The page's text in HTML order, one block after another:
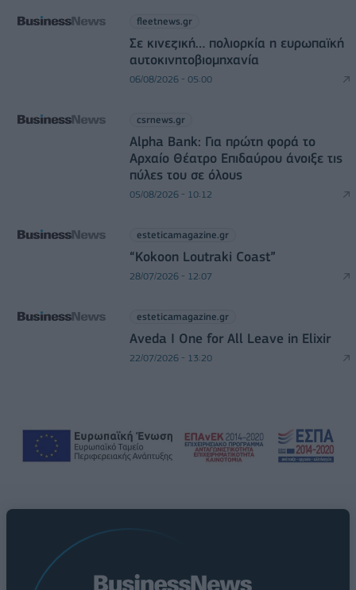
fleetnews.gr
Σε κινεζική… πολιορκία η ευρωπαϊκή
αυτοκινητοβιομηχανία
06/08/2026 - 05:00
csrnews.gr
Alpha Bank: Για πρώτη φορά το
Αρχαίο Θέατρο Επιδαύρου άνοιξε τις
πύλες του σε όλους
05/08/2026 - 10:12
esteticamagazine.gr
“Kokoon Loutraki Coast”
28/07/2026 - 12:07
esteticamagazine.gr
Aveda I One for All Leave in Elixir
22/07/2026 - 13:20